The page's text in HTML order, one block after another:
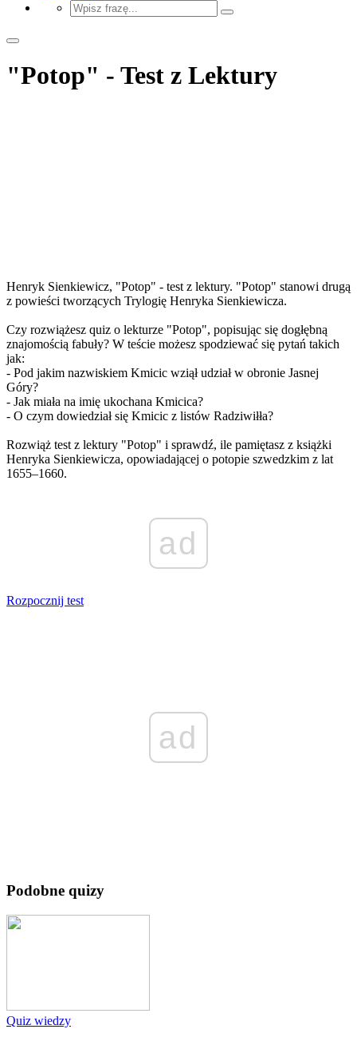
"Potop" - Test z Lektury
Henryk Sienkiewicz, "Potop" - test z lektury. "Potop" stanowi drugą
z powieści tworzących Trylogię Henryka Sienkiewicza.
Czy rozwiążesz quiz o lekturze "Potop", popisując się dogłębną
znajomością fabuły? W teście możesz spodziewać się pytań takich
jak:
- Pod jakim nazwiskiem Kmicic wziął udział w obronie Jasnej
Góry?
- Jak miała na imię ukochana Kmicica?
- O czym dowiedział się Kmicic z listów Radziwiłła?
Rozwiąż test z lektury "Potop" i sprawdź, ile pamiętasz z książki
Henryka Sienkiewicza, opowiadającej o potopie szwedzkim z lat
1655–1660.
ad
Rozpocznij test
ad
Podobne quizy
Quiz wiedzy